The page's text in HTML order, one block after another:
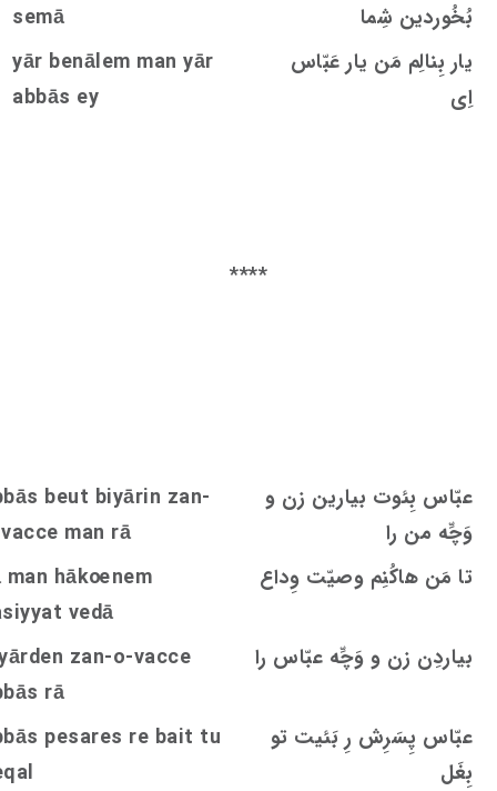
بُخُوردین شِما
semā
یار بِنالِم مَن یار عَبّاس
اِی
yār benālem man yār
abbās ey
****
عبّاس بِئوت بیارین زن و
وَچِّه‌ من را
beut biyārin zan-
cce man rā
تا مَن هاکُنِم وصیّت وِداع
hākoenem
vedā
بیاردِن زن و وَچِّه عبّاس را
zan-o-vacce
rā
عبّاس‌ پِسَرِش رِ بَئیت تو
بِغَل
pesares re bait tu